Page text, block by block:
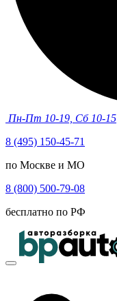
Пн-Пт 10-19, Сб 10-15
8 (495) 150-45-71
по Москве и МО
8 (800) 500-79-08
бесплатно по РФ